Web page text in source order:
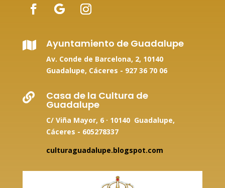
 Ayuntamiento de Guadalupe
Av. Conde de Barcelona, 2, 10140
Guadalupe, Cáceres - 927 36 70 06
 Casa de la Cultura de
Guadalupe
C/ Viña Mayor, 6 · 10140 Guadalupe,
Cáceres - 605278337
culturaguadalupe.blogspot.com